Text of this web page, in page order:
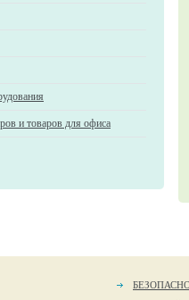
и товаров для офиса